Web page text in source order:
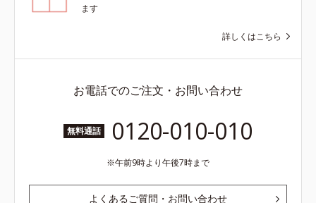
ます
詳しくはこちら
お電話でのご注文・お問い合わせ
無料通話 0120-010-010
午前9時より午後7時まで
よくあるご質問・お問い合わせ